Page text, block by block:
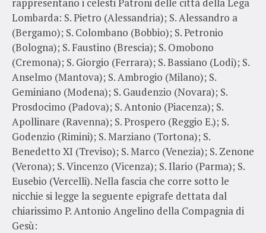
Lombarda: S. Pietro (Alessandria); S. Alessandro a
(Bergamo); S. Colombano (Bobbio); S. Petronio
(Bologna); S. Faustino (Brescia); S. Omobono
(Cremona); S. Giorgio (Ferrara); S. Bassiano (Lodi); S.
Anselmo (Mantova); S. Ambrogio (Milano); S.
Geminiano (Modena); S. Gaudenzio (Novara); S.
Prosdocimo (Padova); S. Antonio (Piacenza); S.
Apollinare (Ravenna); S. Prospero (Reggio E.); S.
Godenzio (Rimini); S. Marziano (Tortona); S.
Benedetto XI (Treviso); S. Marco (Venezia); S. Zenone
(Verona); S. Vincenzo (Vicenza); S. Ilario (Parma); S.
Eusebio (Vercelli). Nella fascia che corre sotto le
nicchie si legge la seguente epigrafe dettata dal
chiarissimo P. Antonio Angelino della Compagnia di
Gesù: